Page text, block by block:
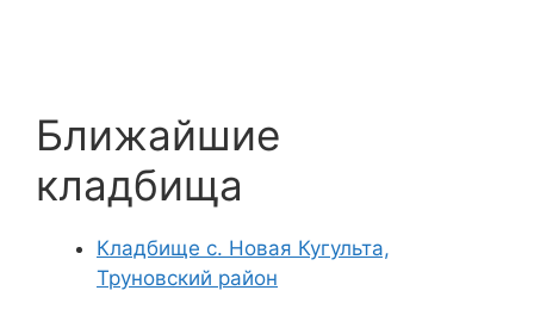
Ближайшие
кладбища
Кладбище с. Новая Кугульта,
Труновский район